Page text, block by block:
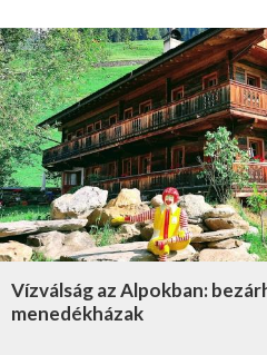
Vízválság az Alpokban:
menedékházak